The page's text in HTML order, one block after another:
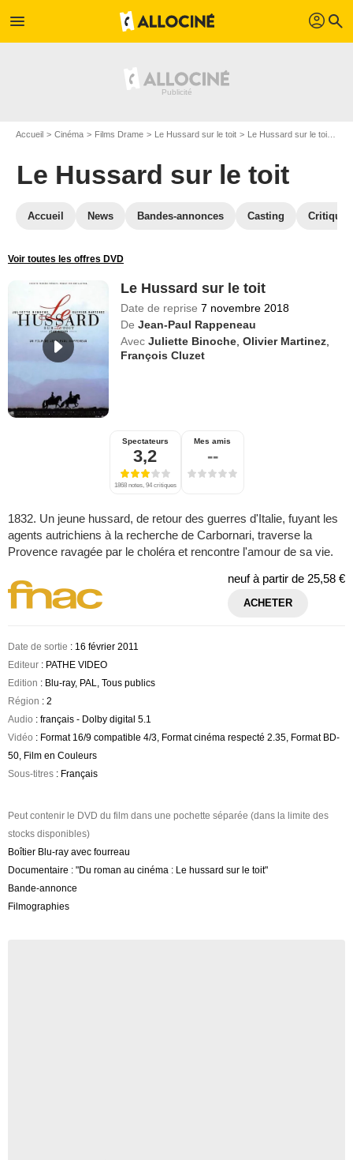
menu profil search
Accueil Cinéma Films Drame Le Hussard sur le toit Le Hussard sur le toit en Blu Ray
Le Hussard sur le toit
Accueil News Bandes-annonces Casting
Voir toutes les offres DVD
Le Hussard sur le toit
Date de reprise 7 novembre 2018
De Jean-Paul Rappeneau
Avec Juliette Binoche ,Olivier Martinez
François Cluzet
Spectateurs
3,2
1868 notes, 94 critiques
Mes amis
--
1832. Un jeune hussard, de retour des guerres d'Italie, fuyant les
agents autrichiens à la recherche de Carbornari, traverse la
Provence ravagée par le choléra et rencontre l'amour de sa vie.
neuf à partir de 25,58 €
ACHETER
Date de sortie : 16 février 2011
Editeur : PATHE VIDEO
Edition : Blu-ray, PAL, Tous publics
Région : 2
Audio : français - Dolby digital 5.1
Vidéo : Format 16/9 compatible 4/3, Format cinéma respecté 2.35, Format BD-
50, Film en Couleurs
Sous-titres : Français
Peut contenir le DVD du film dans une pochette séparée (dans la limite des
stocks disponibles)
Boîtier Blu-ray avec fourreau
Documentaire : "Du roman au cinéma : Le hussard sur le toit"
Bande-annonce
Filmographies